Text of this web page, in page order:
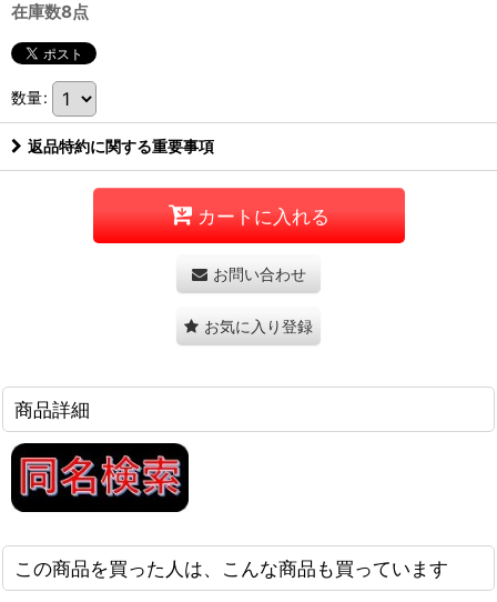
在庫数8点
数量:
返品特約に関する重要事項
カートに入れる
お問い合わせ
お気に入り登録
商品詳細
この商品を買った人は、こんな商品も買っています